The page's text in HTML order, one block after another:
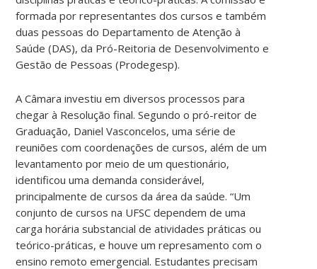
formada por representantes dos cursos e também
duas pessoas do Departamento de Atenção à
Saúde (DAS), da Pró-Reitoria de Desenvolvimento e
Gestão de Pessoas (Prodegesp).
A Câmara investiu em diversos processos para
chegar à Resolução final. Segundo o pró-reitorde
Graduação, Daniel Vasconcelos, uma série de
reuniões comcoordenações de cursos, além de um
levantamento por meio de um questionário,
identificou uma demanda considerável,
principalmente de cursos da área da saúde. “Um
conjunto de cursos na UFSC dependem de uma
carga horária substancial de atividades práticas ou
teórico-práticas, e houve um represamento com o
ensino remoto emergencial. Estudantes precisam